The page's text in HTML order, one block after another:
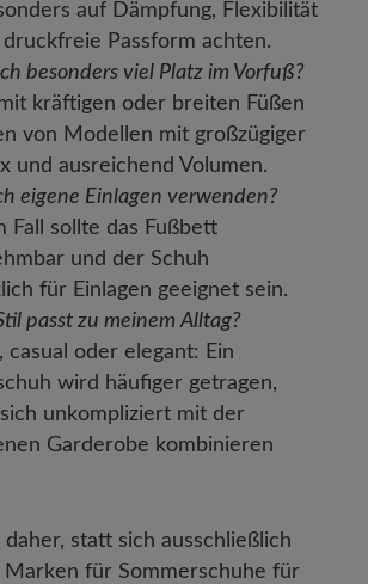
auf Dämpfung, Flexibilität
Passform achten.
besonders viel Platz im Vorfuß?
kräftigen oder breiten Füßen
von Modellen mit großzügiger
und ausreichend Volumen.
eigene Einlagen verwenden?
Fall sollte das Fußbett
und der Schuh
für Einlagen geeignet sein.
passt zu meinem Alltag?
casual oder elegant: Ein
wird häufiger getragen,
unkompliziert mit der
Garderobe kombinieren
daher, statt sich ausschließlich
Marken für Sommerschuhe für